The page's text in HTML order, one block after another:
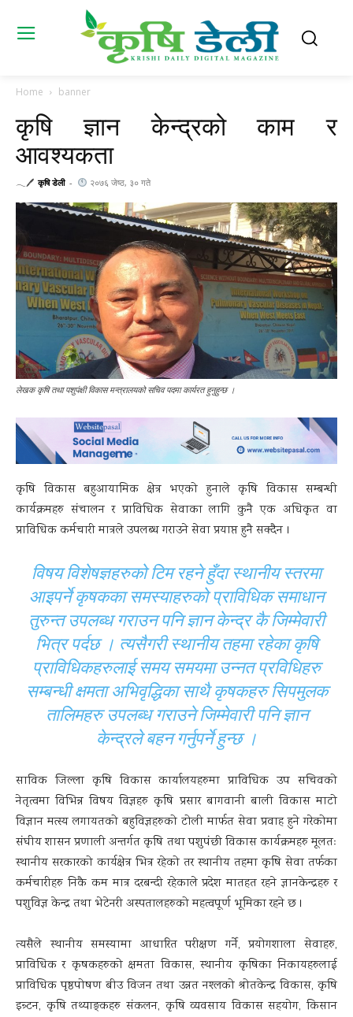
Home banner
कृषि ज्ञान केन्द्रको काम र
आवश्यकता
𓂃🖊 कृषि डेली - २०७६ जेष्ठ, ३० गते
लेखक कृषि तथा पशुपंक्षी विकास मन्त्रालयको सचिव पदमा कार्यरत हुनुहुन्छ ।
कृषि विकास बहुआयामिक क्षेत्र भएको हुनाले कृषि विकास सम्बन्धी
कार्यक्रमहरु संचालन र प्राविधिक सेवाका लागि कुनै एक अधिकृत वा
प्राविधिक कर्मचारी मात्रले उपलब्ध गराउने सेवा प्रयाप्त हुनै सक्दैन ।
विषय विशेषज्ञहरुको टिम रहने हुँदा स्थानीय स्तरमा
आइपर्ने कृषकका समस्याहरुको प्राविधिक समाधान
तुरुन्त उपलब्ध गराउन पनि ज्ञान केन्द्र कै जिम्मेवारी
भित्र पर्दछ । त्यसैगरी स्थानीय तहमा रहेका कृषि
प्राविधिकहरुलाई समय समयमा उन्नत प्रविधिहरु
सम्बन्धी क्षमता अभिवृद्धिका साथै कृषकहरु सिपमुलक
तालिमहरु उपलब्ध गराउने जिम्मेवारी पनि ज्ञान
केन्द्रले बहन गर्नुपर्ने हुन्छ ।
साविक जिल्ला कृषि विकास कार्यालयहरुमा प्राविधिक उप सचिवको
नेतृत्वमा विभिन्न विषय विज्ञहरु कृषि प्रसार बागवानी बाली विकास माटो
विज्ञान मत्स्य लगायतको बहुविज्ञहरुको टोली मार्फत सेवा प्रवाह हुने गरेकोमा
संघीय शासन प्रणाली अन्तर्गत कृषि तथा पशुपंछी विकास कार्यक्रमहरु मूलतः
स्थानीय सरकारको कार्यक्षेत्र भित्र रहेको तर स्थानीय तहमा कृषि सेवा तर्फका
कर्मचारीहरु निकै कम मात्र दरबन्दी रहेकाले प्रदेश मातहत रहने ज्ञानकेन्द्रहरु र
पशुविज्ञ केन्द्र तथा भेटेनरी अस्पतालहरुको महत्वपूर्ण भूमिका रहने छ ।
त्यसैले स्थानीय समस्यामा आधारित परीक्षण गर्ने, प्रयोगशाला सेवाहरु,
प्राविधिक र कृषकहरुको क्षमता विकास, स्थानीय कृषिका निकायहरुलाई
प्राविधिक पृष्ठपोषण बीउ विजन तथा उन्नत नश्लको श्रोतकेन्द्र विकास, कृषि
इन्र्टन, कृषि तथ्याङ्कहरु संकलन, कृषि व्यवसाय विकास सहयोग, किसान